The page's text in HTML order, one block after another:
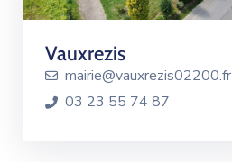
Vauxrezis
mairie@vauxrezis02200.fr
03 23 55 74 87